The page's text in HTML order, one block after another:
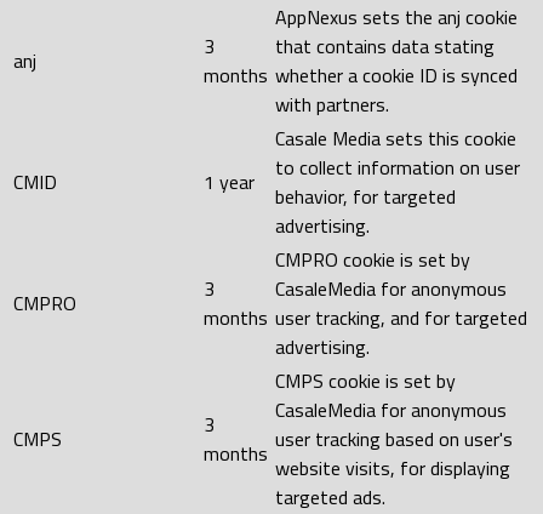
anj
3
months
AppNexus sets the anj cookie
that contains data stating
whether a cookie ID is synced
with partners.
CMID 1 year
Casale Media sets this cookie
to collect information on user
behavior, for targeted
advertising.
CMPRO
3
months
CMPRO cookie is set by
CasaleMedia for anonymous
user tracking, and for targeted
advertising.
CMPS
3
months
CMPS cookie is set by
CasaleMedia for anonymous
user tracking based on user's
website visits, for displaying
targeted ads.